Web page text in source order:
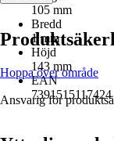
105 mm
Bredd
1 mm
Höjd
143 mm
EAN
7391515117424
Hoppa över område
Ansvarig för